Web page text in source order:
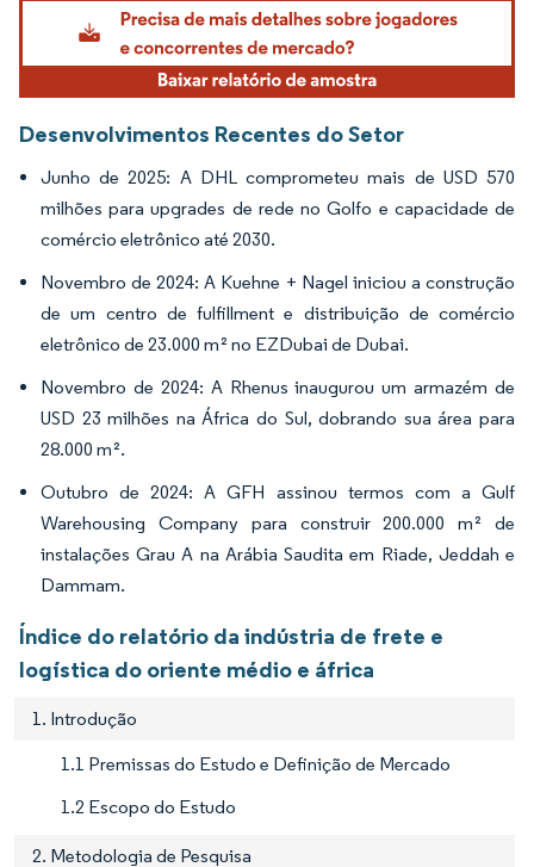
Desenvolvimentos Recentes do Setor
Junho de 2025: A DHL comprometeu mais de USD 570
milhões para upgrades de rede no Golfo e capacidade de
comércio eletrônico até 2030.
Novembro de 2024: A Kuehne + Nagel iniciou a construção
de um centro de fulfillment e distribuição de comércio
eletrônico de 23.000 m² no EZDubai de Dubai.
Novembro de 2024: A Rhenus inaugurou um armazém de
USD 23 milhões na África do Sul, dobrando sua área para
28.000 m².
Outubro de 2024: A GFH assinou termos com a Gulf
Warehousing Company para construir 200.000 m² de
instalações Grau A na Arábia Saudita em Riade, Jeddah e
Dammam.
Índice do relatório da indústria de frete e
logística do oriente médio e áfrica
1. Introdução
1.1 Premissas do Estudo e Definição de Mercado
1.2 Escopo do Estudo
2. Metodologia de Pesquisa